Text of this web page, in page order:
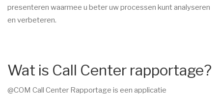
presenteren waarmee u beter uw processen kunt analyseren
en verbeteren.
Wat is Call Center rapportage?
@COM Call Center Rapportage is een applicatie